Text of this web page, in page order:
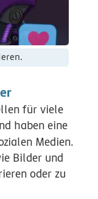
für viele
haben eine
Medien.
Bilder und
oder zu